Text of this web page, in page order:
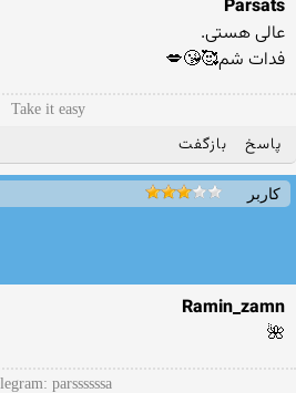
Parsats
عالی هستی.
فدات شم🥰😘💋
Take it easy
پاسخ بازگفت
کاربر
Ramin_zamn
🌺
parssssssa